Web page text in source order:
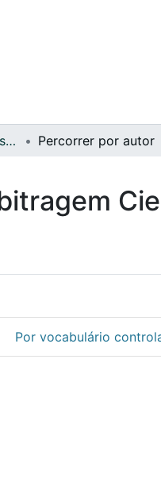
FE - Artigos de Revistas Internacionais com Arbitragem Científica Percorrer por autor
Por vocabulário
com